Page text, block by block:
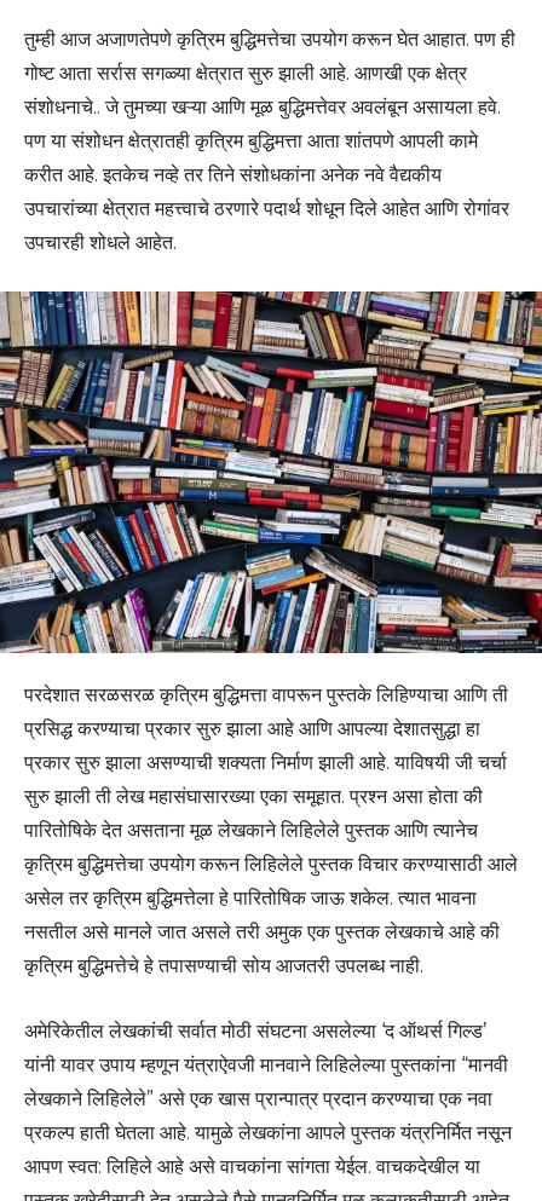
तुम्ही आज अजाणतेपणे कृत्रिम बुद्धिमत्तेचा उपयोग करून घेत आहात. पण ही
गोष्ट आता सर्रास सगळ्या क्षेत्रात सुरु झाली आहे. आणखी एक क्षेत्र
संशोधनाचे.. जे तुमच्या खऱ्या आणि मूळ बुद्धिमत्तेवर अवलंबून असायला हवे.
पण या संशोधन क्षेत्रातही कृत्रिम बुद्धिमत्ता आता शांतपणे आपली कामे
करीत आहे. इतकेच नव्हे तर तिने संशोधकांना अनेक नवे वैद्यकीय
उपचारांच्या क्षेत्रात महत्त्वाचे ठरणारे पदार्थ शोधून दिले आहेत आणि रोगांवर
उपचारही शोधले आहेत.
परदेशात सरळसरळ कृत्रिम बुद्धिमत्ता वापरून पुस्तके लिहिण्याचा आणि ती
प्रसिद्ध करण्याचा प्रकार सुरु झाला आहे आणि आपल्या देशातसुद्धा हा
प्रकार सुरु झाला असण्याची शक्यता निर्माण झाली आहे. याविषयी जी चर्चा
सुरु झाली ती लेख महासंघासारख्या एका समूहात. प्रश्न असा होता की
पारितोषिके देत असताना मूळ लेखकाने लिहिलेले पुस्तक आणि त्यानेच
कृत्रिम बुद्धिमत्तेचा उपयोग करून लिहिलेले पुस्तक विचार करण्यासाठी आले
असेल तर कृत्रिम बुद्धिमत्तेला हे पारितोषिक जाऊ शकेल. त्यात भावना
नसतील असे मानले जात असले तरी अमुक एक पुस्तक लेखकाचे आहे की
कृत्रिम बुद्धिमत्तेचे हे तपासण्याची सोय आजतरी उपलब्ध नाही.
अमेरिकेतील लेखकांची सर्वात मोठी संघटना असलेल्या ‘द ऑथर्स गिल्ड’
यांनी यावर उपाय म्हणून यंत्राऐवजी मानवाने लिहिलेल्या पुस्तकांना “मानवी
लेखकाने लिहिलेले” असे एक खास प्रान्पात्र प्रदान करण्याचा एक नवा
प्रकल्प हाती घेतला आहे. यामुळे लेखकांना आपले पुस्तक यंत्रनिर्मित नसून
आपण स्वत: लिहिले आहे असे वाचकांना सांगता येईल. वाचकदेखील या